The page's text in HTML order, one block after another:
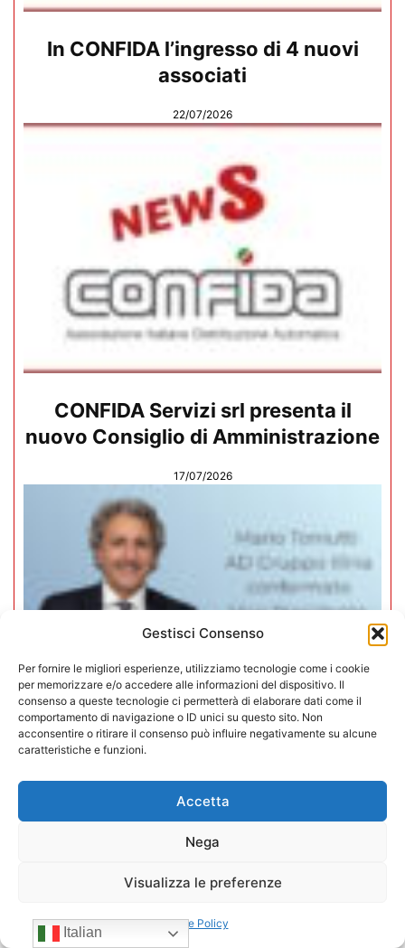
Gestisci Consenso
Per fornire le migliori esperienze, utilizziamo tecnologie come i cookie
per memorizzare e/o accedere alle informazioni del dispositivo. Il
consenso a queste tecnologie ci permetterà di elaborare dati come il
comportamento di navigazione o ID unici su questo sito. Non
acconsentire o ritirare il consenso può influire negativamente su alcune
caratteristiche e funzioni.
Accetta
Nega
Visualizza le preferenze
Cookie Policy
In CONFIDA l’ingresso di 4 nuovi
associati
22/07/2026
CONFIDA Servizi srl presenta il
nuovo Consiglio di Amministrazione
17/07/2026
Presidente di CONFIDA per il
quadriennio 2026-2030
Italian